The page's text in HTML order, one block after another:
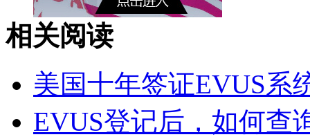
相关阅读
美国十年签证EVUS系
EVUS登记后，如何查